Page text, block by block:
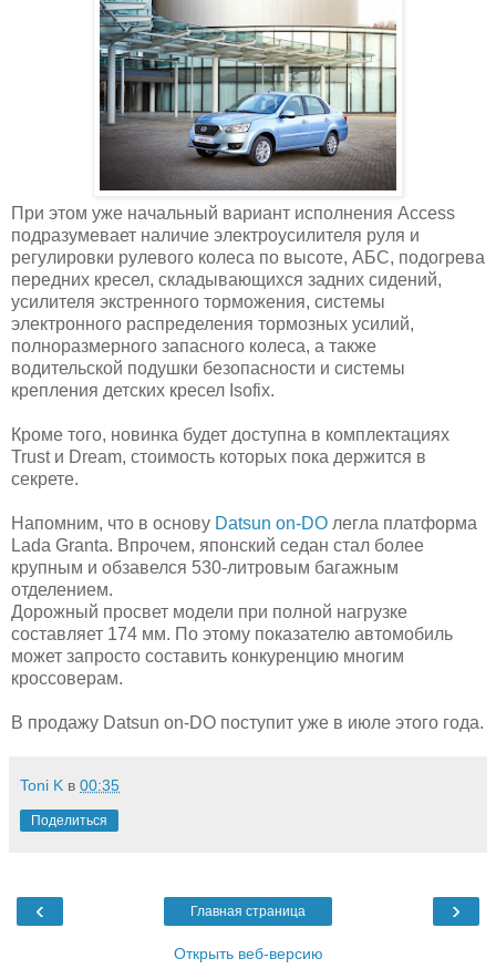
При этом уже начальный вариант исполнения Access
подразумевает наличие электроусилителя руля и
регулировки рулевого колеса по высоте, АБС, подогрева
передних кресел, складывающихся задних сидений,
усилителя экстренного торможения, системы
электронного распределения тормозных усилий,
полноразмерного запасного колеса, а также
водительской подушки безопасности и системы
крепления детских кресел Isofix.
Кроме того, новинка будет доступна в комплектациях
Trust и Dream, стоимость которых пока держится в
секрете.
Напомним, что в основу Datsun on-DO легла платформа
Lada Granta. Впрочем, японский седан стал более
крупным и обзавелся 530-литровым багажным
отделением.
Дорожный просвет модели при полной нагрузке
составляет 174 мм. По этому показателю автомобиль
может запросто составить конкуренцию многим
кроссоверам.
В продажу Datsun on-DO поступит уже в июле этого года.
Toni K в 00:35
Поделиться
‹ ›
Главная страница
Открыть веб-версию